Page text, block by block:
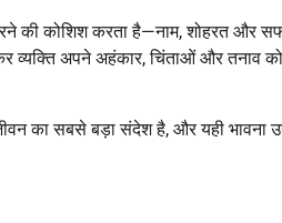
की कोशिश करता है—नाम, शोहरत और
व्यक्ति अपने अहंकार, चिंताओं और तनाव
का सबसे बड़ा संदेश है, और यही भावना